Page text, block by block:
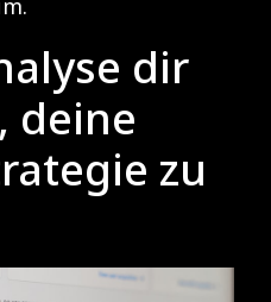
dir
deine
zu